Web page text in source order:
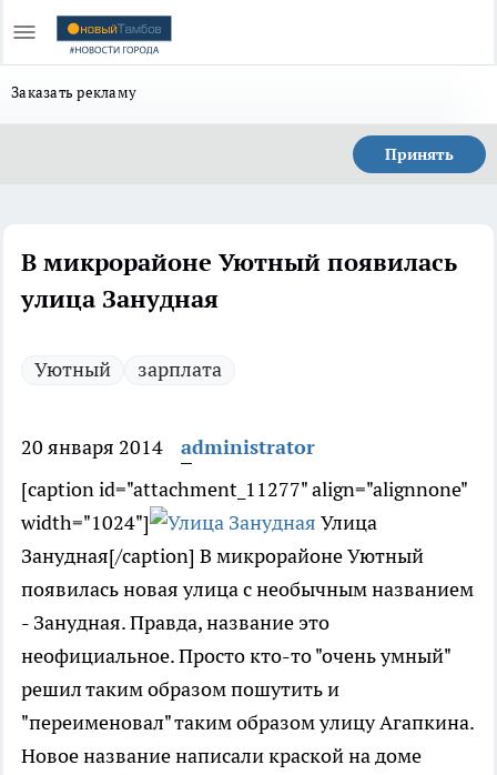
Заказать рекламу
Принять
В микрорайоне Уютный появилась
улица Занудная
Уютный зарплата
20 января 2014
administrator
[caption id="attachment_11277" align="alignnone"
width="1024"]
Улица
Занудная[/caption] В микрорайоне Уютный
появилась новая улица с необычным названием
- Занудная. Правда, название это
неофициальное. Просто кто-то "очень умный"
решил таким образом пошутить и
"переименовал" таким образом улицу Агапкина.
Новое название написали краской на доме